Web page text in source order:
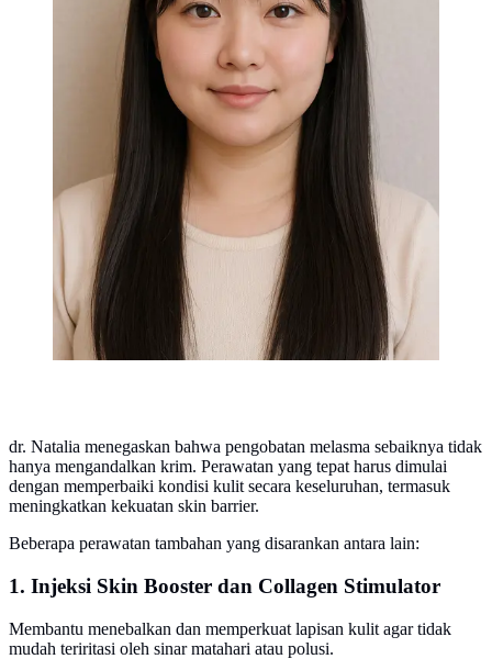
dr. Natalia menegaskan bahwa pengobatan melasma sebaiknya tidak
hanya mengandalkan krim. Perawatan yang tepat harus dimulai
dengan memperbaiki kondisi kulit secara keseluruhan, termasuk
meningkatkan kekuatan skin barrier.
Beberapa perawatan tambahan yang disarankan antara lain:
1. Injeksi Skin Booster dan Collagen Stimulator
Membantu menebalkan dan memperkuat lapisan kulit agar tidak
mudah teriritasi oleh sinar matahari atau polusi.